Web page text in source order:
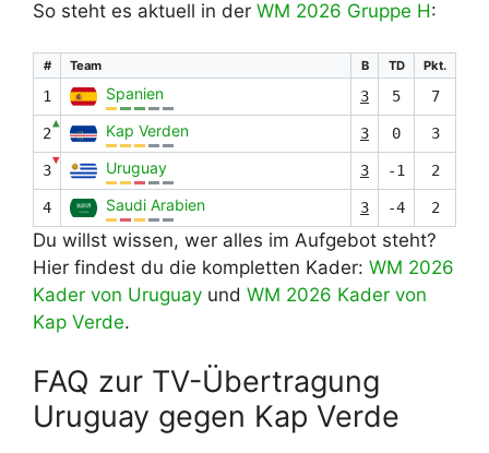
So steht es aktuell in der WM 2026 Gruppe H:
# Team B TD Pkt.
1 Spanien 3 5 7
2
▲ Kap Verden 3 0 3
3
▼ Uruguay 3 -1 2
4 Saudi Arabien 3 -4 2
Du willst wissen, wer alles im Aufgebot steht?
Hier findest du die kompletten Kader: WM 2026
Kader von Uruguay und WM 2026 Kader von
Kap Verde.
FAQ zur TV-Übertragung
Uruguay gegen Kap Verde